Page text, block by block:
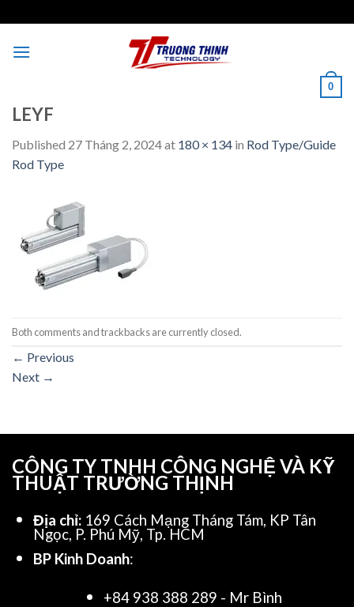
to
content
0
LEYF
Published 27 Tháng 2, 2024at 180 × 134 in Rod Type/Guide
Rod Type
Both comments and trackbacks are currently closed.
← Previous
Next →
CÔNG TY TNHH CÔNG NGHỆ VÀ KỸ
THUẬT TRƯỜNG THỊNH
Địa chỉ: 169 Cách Mạng Tháng Tám, KP Tân
Ngọc, P. Phú Mỹ, Tp. HCM
BP Kinh Doanh:
+84 938 388 289 - Mr Bình